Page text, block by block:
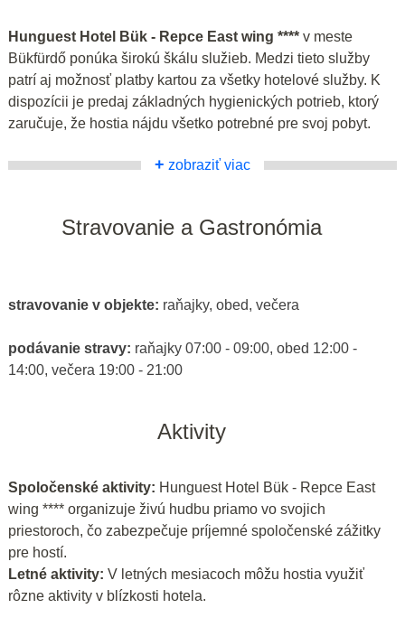
Hunguest Hotel Bük - Repce East wing **** v meste
Bükfürdő ponúka širokú škálu služieb. Medzi tieto služby
patrí aj možnosť platby kartou za všetky hotelové služby. K
dispozícii je predaj základných hygienických potrieb, ktorý
zaručuje, že hostia nájdu všetko potrebné pre svoj pobyt.
+ zobraziť viac
Stravovanie a Gastronómia
stravovanie v objekte: raňajky, obed, večera
podávanie stravy: raňajky 07:00 - 09:00, obed 12:00 -
14:00, večera 19:00 - 21:00
Aktivity
Spoločenské aktivity: Hunguest Hotel Bük - Repce East
wing **** organizuje živú hudbu priamo vo svojich
priestoroch, čo zabezpečuje príjemné spoločenské zážitky
pre hostí.
Letné aktivity: V letných mesiacoch môžu hostia využiť
rôzne aktivity v blízkosti hotela.